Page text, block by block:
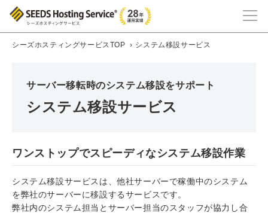
シーズホスティングサービスTOP › システム移設サービス
サーバー移転時のシステム移設をサポート
システム移設サービス
ワンストップでスピーディなシステム移設作業
システム移設サービスは、他社サーバーで稼働中のシステム
を弊社のサーバーに移設するサービスです。
弊社内のシステム担当とサーバー担当のスタッフが協力し合